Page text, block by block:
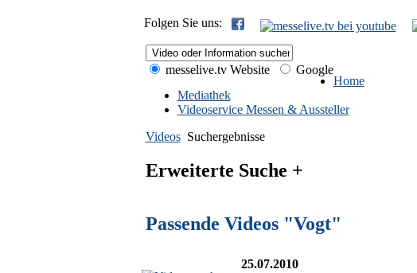
Folgen Sie uns:
messelive.tv Website
Google
Home
Mediathek
Videoservice Messen & Aussteller
Videos Suchergebnisse
Erweiterte Suche +
Passende Videos "Vogt"
25.07.2010